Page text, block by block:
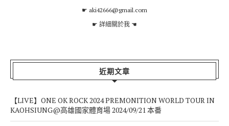
☛ aki42666@gmail.com
☛ 詳細關於我 ☚
近期文章
【LIVE】ONE OK ROCK 2024 PREMONITION WORLD TOUR IN
KAOHSIUNG@高雄國家體育場 2024/09/21 本番